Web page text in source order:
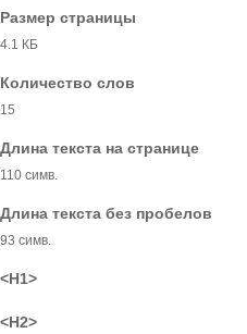
Размер страницы
4.1 КБ
Количество слов
15
Длина текста на странице
110 симв.
Длина текста без пробелов
93 симв.
<H1>
<H2>